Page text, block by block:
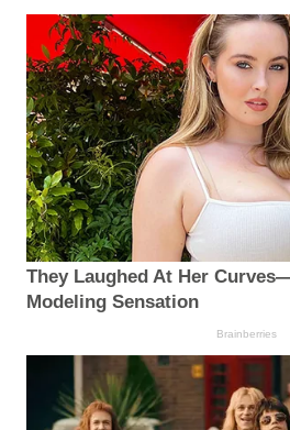
They Laughed At Her
Modeling Sensation
Brainberries